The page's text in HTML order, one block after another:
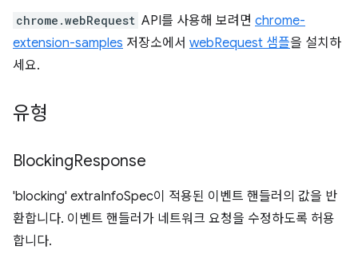
chrome.webRequest API를 사용해 보려면 chrome-
extension-samples 저장소에서 webRequest 샘플을 설치하
세요.
유형
BlockingResponse
'blocking' extraInfoSpec이 적용된 이벤트 핸들러의 값을 반
환합니다. 이벤트 핸들러가 네트워크 요청을 수정하도록 허용
합니다.